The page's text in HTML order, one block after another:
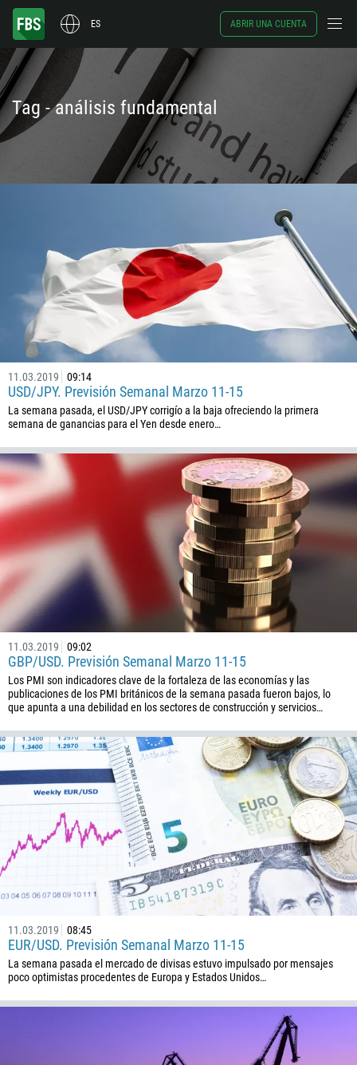
ES ABRIR UNA CUENTA
Tag - análisis fundamental
11.03.2019 09:14
USD/JPY. Previsión Semanal Marzo 11-15
La semana pasada, el USD/JPY corrigío a la baja ofreciendo la primera
semana de ganancias para el Yen desde enero…
11.03.2019 09:02
GBP/USD. Previsión Semanal Marzo 11-15
Los PMI son indicadores clave de la fortaleza de las economías y las
publicaciones de los PMI británicos de la semana pasada fueron bajos, lo
que apunta a una debilidad en los sectores de construcción y servicios…
11.03.2019 08:45
EUR/USD. Previsión Semanal Marzo 11-15
La semana pasada el mercado de divisas estuvo impulsado por mensajes
poco optimistas procedentes de Europa y Estados Unidos…